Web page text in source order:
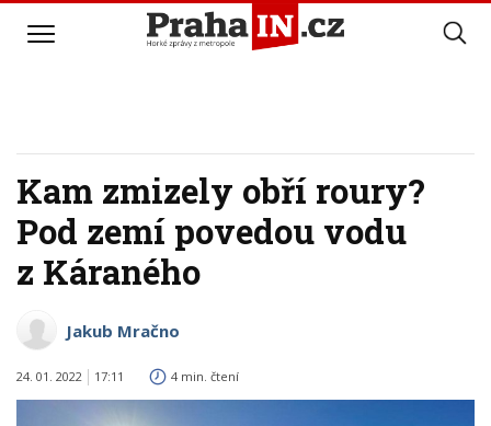
Kam zmizely obří roury?
Pod zemí povedou vodu
z Káraného
Jakub Mračno
24. 01. 2022 17:11 4 min. čtení